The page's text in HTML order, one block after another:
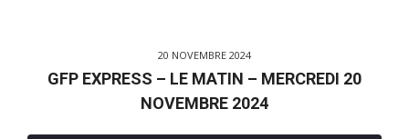
20 NOVEMBRE 2024
GFP EXPRESS – LE MATIN – MERCREDI 20
NOVEMBRE 2024